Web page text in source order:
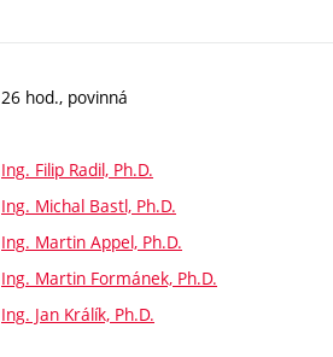
26 hod., povinná
Ing. Filip Radil, Ph.D.
Ing. Michal Bastl, Ph.D.
Ing. Martin Appel, Ph.D.
Ing. Martin Formánek, Ph.D.
Ing. Jan Králík, Ph.D.